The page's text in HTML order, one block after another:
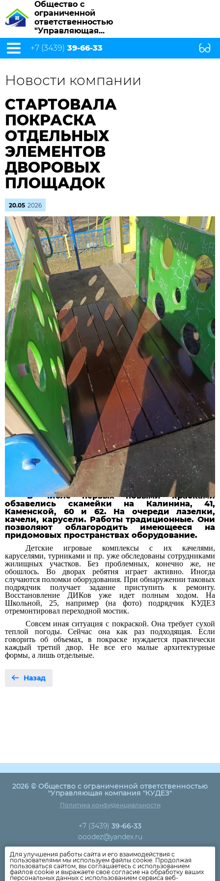
Общество с
ограниченной
ответственностью
"Управляющая...
+7 (3439) 39-66-33
Новости компании
СТАРТОВАЛА
ПОКРАСКА
ОТДЕЛЬНЫХ
ЭЛЕМЕНТОВ
ДВОРОВЫХ
ПЛОЩАДОК
20.05 2026
В числе первых новыми красками
обзавелись скамейки на Калинина, 41,
Каменской, 60 и 62. На очереди лазелки,
качели, карусели. Работы традиционные. Они
позволяют облагородить имеющееся на
придомовых пространствах оборудование.
Детские игровые комплексы с их качелями,
каруселями, турниками и пр. уже обследованы сотрудниками
жилищных участков. Без проблемных, конечно же, не
обошлось. Во дворах ребятня играет активно. Иногда
случаются поломки оборудования. При обнаружении таковых
подрядчик получает задание приступить к ремонту.
Восстановление ДИКов уже идет полным ходом. На
Школьной, 25, например (на фото) подрядчик КУДЕЗ
отремонтировал переходной мостик.
Совсем иная ситуация с покраской. Она требует сухой
теплой погоды. Сейчас она как раз подходящая. Если
говорить об объемах, в покраске нуждается практически
каждый третий двор. Не все его малые архитектурные
формы, а лишь отдельные.
Назад
2026 © Общество с ограниченной ответственностью
"Управляющая компания "КУДЕЗ"
Политика конфиденциальности
+7 (3439) 39-66-33
ooodez@yandex.ru
Новости компании
Как оплатить
Для улучшения работы сайта и его взаимодействия с
пользователями мы используем файлы cookie. Продолжая
пользоваться сайтом, вы соглашаетесь с использованием
файлов cookie и выражаете своё согласие на обработку ваших
персональных данных с использованием сервиса веб-